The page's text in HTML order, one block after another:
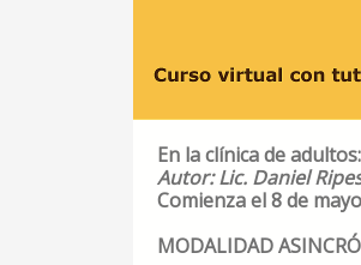
En la clínica de
Autor: Lic. Daniel
Comienza el 8 de
MODALIDAD